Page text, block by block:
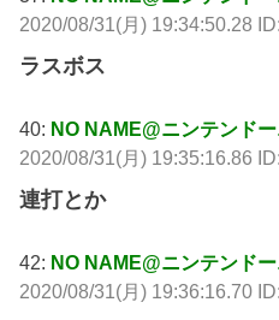
2020/08/31(月) 19:34:50.28
ラスボス
40: NO NAME@ニンテンド
2020/08/31(月) 19:35:16.86
連打とか
42: NO NAME@ニンテンド
2020/08/31(月) 19:36:16.70